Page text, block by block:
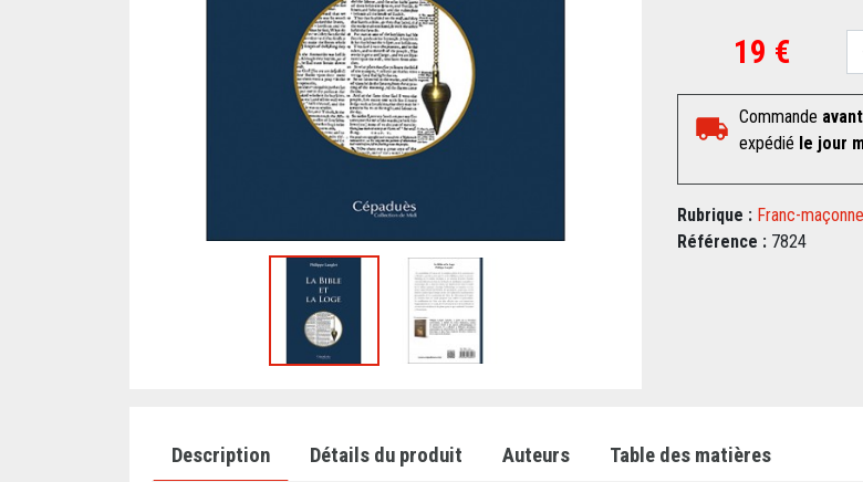
19 €
Commande
expédié le jour
Rubrique : Franc-
Référence :7824
Description Détails du produit Auteurs Table des matières